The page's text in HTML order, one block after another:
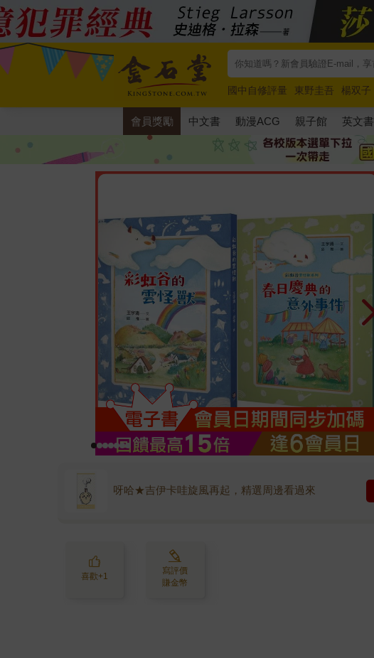
國中自修評量 東野圭吾 楊双子
唯紅花綻放
奧德賽 路邊攤新作
會員獎勵 中文書 動漫ACG 親子館 英文書
呀哈★吉伊卡哇旋風再起，精選周邊看過來
喜歡+1
寫評價
賺金幣